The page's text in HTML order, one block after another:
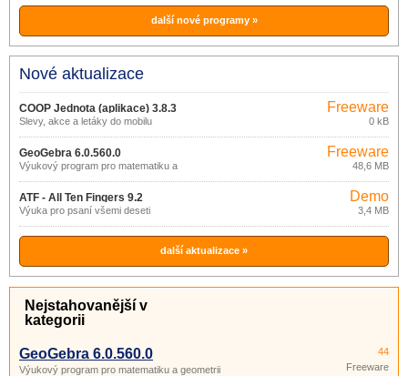
další nové programy »
Nové aktualizace
COOP Jednota (aplikace) 3.8.3
Slevy, akce a letáky do mobilu
Freeware
0 kB
GeoGebra 6.0.560.0
Výukový program pro matematiku a
Freeware
48,6 MB
ATF - All Ten Fingers 9.2
Výuka pro psaní všemi deseti
Demo
3,4 MB
další aktualizace »
Nejstahovanější v
kategorii
GeoGebra 6.0.560.0
Výukový program pro matematiku a geometrii
44
Freeware